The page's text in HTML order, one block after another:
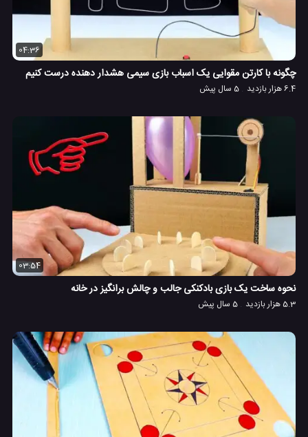
04:36
چگونه با کارتن مقوایی یک اسباب بازی سیمی هشدار دهنده درست کنیم
6.4 هزار بازدید 5 سال پیش
03:54
نحوه ساخت یک بازی بادکنکی جالب و چالش برانگیز در خانه
5.3 هزار بازدید 5 سال پیش